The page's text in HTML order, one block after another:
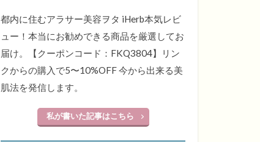
都内に住むアラサー美容ヲタ iHerb本気レビ
ュー！本当にお勧めできる商品を厳選してお
届け。【クーポンコード：FKQ3804】リン
クからの購入で5〜10%OFF 今から出来る美
肌法を発信します。
私が書いた記事はこちら